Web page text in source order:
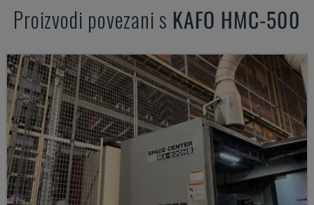
Proizvodi povezani s KAFO HMC-500